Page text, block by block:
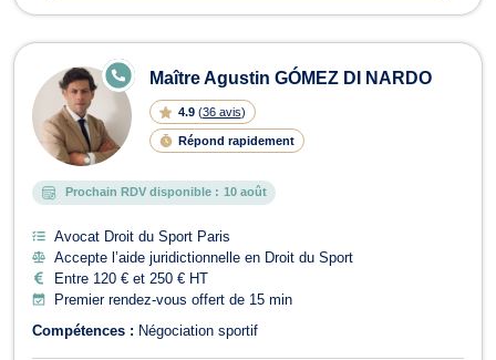
Maître Agustin GÓMEZ DI NARDO
4.9 (36 avis)
Répond rapidement
E
N
E
Prochain RDV disponible : 10 août
Avocat Droit du Sport Paris
Accepte l’aide juridictionnelle en Droit du Sport
Entre 120 € et 250 € HT
Premier rendez-vous offert de 15 min
Compétences : Négociation sportif